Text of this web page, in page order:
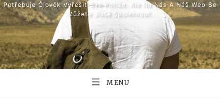
Potřebuje Člověk Vyřešit Své Potíže. Ale Na Nás A Náš Web Se
Můžete Jistě Spolehnout.
MENU